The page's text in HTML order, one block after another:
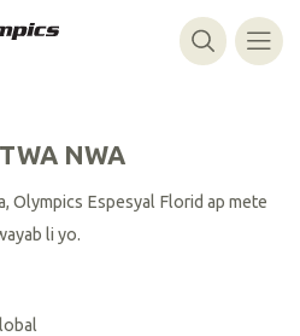
NWA
Olympics Espesyal Florid ap mete
li yo.